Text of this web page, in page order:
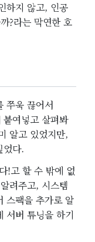
하지 않고, 인공
?라는 막연한 호
쭈욱 끊어서
여넣고 살펴봐
알고 있었지만,
었다.
!고 할 수 밖에 없
려주고, 시스템
스팩을 추가로 알
서버 튜닝을 하기